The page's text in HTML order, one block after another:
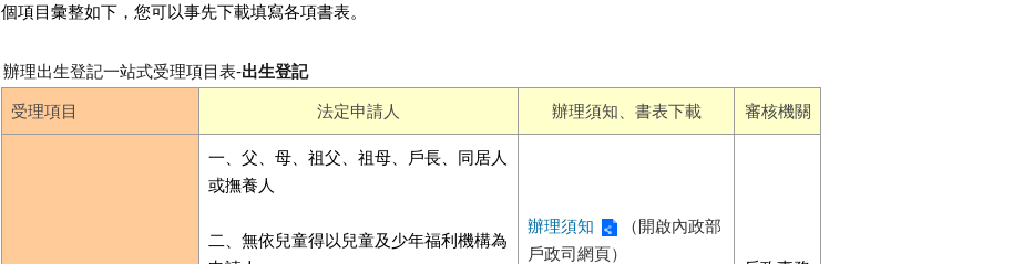
個項目彙整如下，您可以事先下載填寫各項書表。
辦理出生登記一站式受理項目表-出生登記
受理項目 法定申請人 辦理須知、書表下載 審核機關
一、父、母、祖父、祖母、戶長、同居人
或撫養人
二、無依兒童得以兒童及少年福利機構為
辦理須知
（開啟內政部
戶政司網頁）